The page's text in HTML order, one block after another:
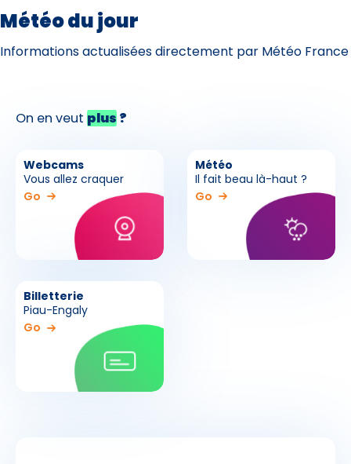
Météo du jour
Informations actualisées directement par Météo France
On en veut plus?
Webcams
Vous allez craquer
Go
Météo
Il fait beau là-haut ?
Go
Billetterie
Piau-Engaly
Go